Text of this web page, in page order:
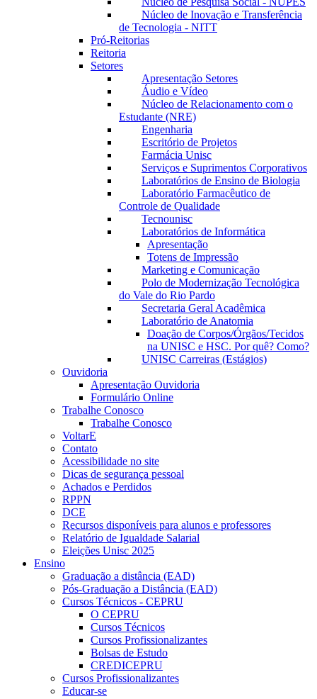
Núcleo de Inovação e Transferência
de Tecnologia - NITT
Pró-Reitorias
Reitoria
Setores
Apresentação Setores
Áudio e Vídeo
Núcleo de Relacionamento com o
Estudante (NRE)
Engenharia
Escritório de Projetos
Farmácia Unisc
Serviços e Suprimentos Corporativos
Laboratórios de Ensino de Biologia
Laboratório Farmacêutico de
Controle de Qualidade
Tecnounisc
Laboratórios de Informática
Apresentação
Totens de Impressão
Marketing e Comunicação
Polo de Modernização Tecnológica
do Vale do Rio Pardo
Secretaria Geral Acadêmica
Laboratório de Anatomia
Doação de Corpos/Órgãos/Tecidos
na UNISC e HSC. Por quê? Como?
UNISC Carreiras (Estágios)
Ouvidoria
Apresentação Ouvidoria
Formulário Online
Trabalhe Conosco
Trabalhe Conosco
VoltarE
Contato
Acessibilidade no site
Dicas de segurança pessoal
Achados e Perdidos
RPPN
DCE
Recursos disponíveis para alunos e professores
Relatório de Igualdade Salarial
Eleições Unisc 2025
Ensino
Graduação a distância (EAD)
Pós-Graduação a Distância (EAD)
Cursos Técnicos - CEPRU
O CEPRU
Cursos Técnicos
Cursos Profissionalizantes
Bolsas de Estudo
CREDICEPRU
Cursos Profissionalizantes
Educar-se